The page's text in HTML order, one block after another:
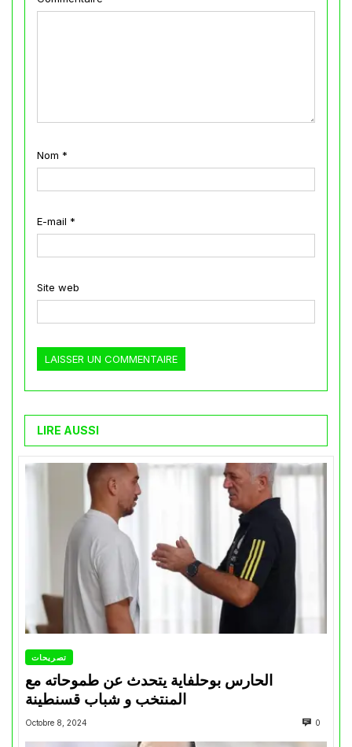
Nom *
E-mail *
Site web
LIRE AUSSI
تصريحات
الحارس بوحلفاية يتحدث عن طموحاته مع
المنتخب و شباب قسنطينة
Octobre 8, 2024 0